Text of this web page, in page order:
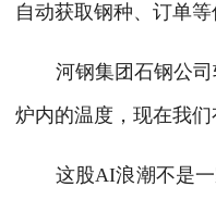
自动获取钢种、订单等
河钢集团石钢公司轧
炉内的温度，现在我
这股AI浪潮不是一